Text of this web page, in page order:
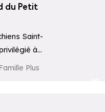
du Petit
Saint-
à
Plus